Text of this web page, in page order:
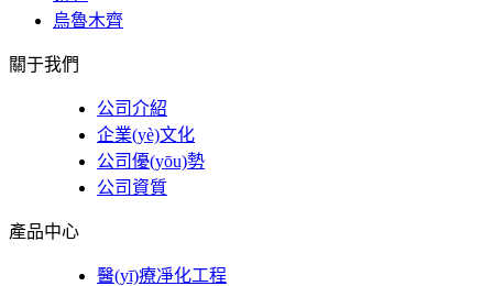
烏魯木齊
關于我們
公司介紹
企業(yè)文化
公司優(yōu)勢
公司資質
產品中心
醫(yī)療凈化工程